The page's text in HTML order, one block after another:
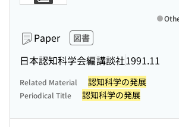
Paper 図書
日本認知科学会編講談社1991.11
Related Material 認知科学の発展
Periodical Title 認知科学の発展